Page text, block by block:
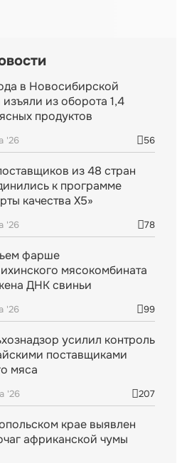
в Новосибирской
изъяли из оборота 1,4
продуктов
'26 56
из 48 стран
к программе
качества X5»
'26 78
фарше
мясокомбината
ДНК свиньи
'26 99
усилил контроль
поставщиками
мяса
'26 207
крае выявлен
африканской чумы